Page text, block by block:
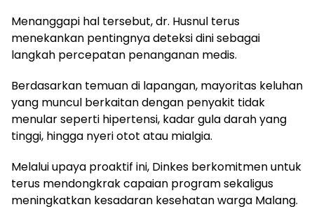
​Menanggapi hal tersebut, dr. Husnul terus
menekankan pentingnya deteksi dini sebagai
langkah percepatan penanganan medis.
Berdasarkan temuan di lapangan, mayoritas keluhan
yang muncul berkaitan dengan penyakit tidak
menular seperti hipertensi, kadar gula darah yang
tinggi, hingga nyeri otot atau mialgia.
Melalui upaya proaktif ini, Dinkes berkomitmen untuk
terus mendongkrak capaian program sekaligus
meningkatkan kesadaran kesehatan warga Malang.